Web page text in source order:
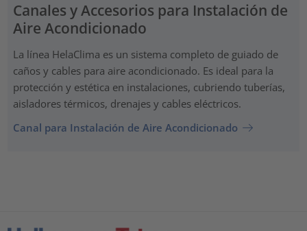
Canales y Accesorios para Instalación de
Aire Acondicionado
La línea HelaClima es un sistema completo de guiado de
caños y cables para aire acondicionado. Es ideal para la
protección y estética en instalaciones, cubriendo tuberías,
aisladores térmicos, drenajes y cables eléctricos.
Canal para Instalación de Aire Acondicionado